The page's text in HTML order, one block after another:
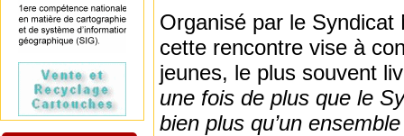
Organisé par le
cette rencontre vise à
jeunes, le plus souvent
une fois de plus que le
bien plus qu’un